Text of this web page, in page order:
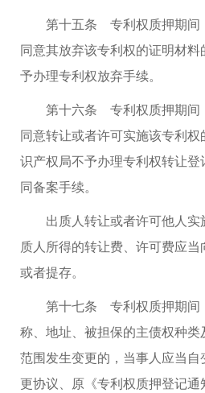
第十五条 专利权质押期间
同意其放弃该专利权的证明材
予办理专利权放弃手续。
第十六条 专利权质押期间
同意转让或者许可实施该专利
识产权局不予办理专利权转让
同备案手续。
出质人转让或者许可他人实
质人所得的转让费、许可费应
或者提存。
第十七条 专利权质押期间
称、地址、被担保的主债权种
范围发生变更的，当事人应当
更协议、原《专利权质押登记